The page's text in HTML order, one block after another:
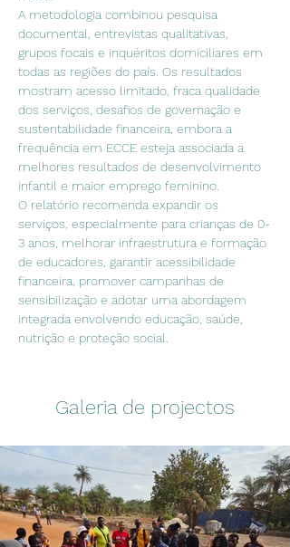
A metodologia combinou pesquisa
documental, entrevistas qualitativas,
grupos focais e inquéritos domiciliares em
todas as regiões do país. Os resultados
mostram acesso limitado, fraca qualidade
dos serviços, desafios de governação e
sustentabilidade financeira, embora a
frequência em ECCE esteja associada a
melhores resultados de desenvolvimento
infantil e maior emprego feminino.
O relatório recomenda expandir os
serviços, especialmente para crianças de 0-
3 anos, melhorar infraestrutura e formação
de educadores, garantir acessibilidade
financeira, promover campanhas de
sensibilização e adotar uma abordagem
integrada envolvendo educação, saúde,
nutrição e proteção social.
Galeria de projectos